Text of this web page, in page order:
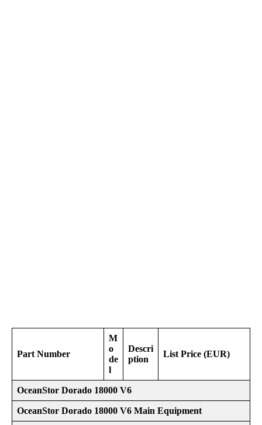
Part Number
M
o
de
l
Descri
ption
List Price (EUR)
OceanStor Dorado 18000 V6
OceanStor Dorado 18000 V6 Main Equipment